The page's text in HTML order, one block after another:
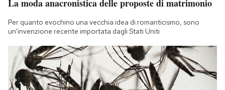
La moda anacronistica delle proposte di matrimonio
Per quanto evochino una vecchia idea di romanticismo, sono
un'invenzione recente importata dagli Stati Uniti